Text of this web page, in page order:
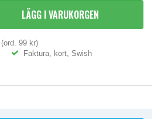
LÄGG I VARUKORGEN
(ord. 99 kr)
Faktura, kort, Swish